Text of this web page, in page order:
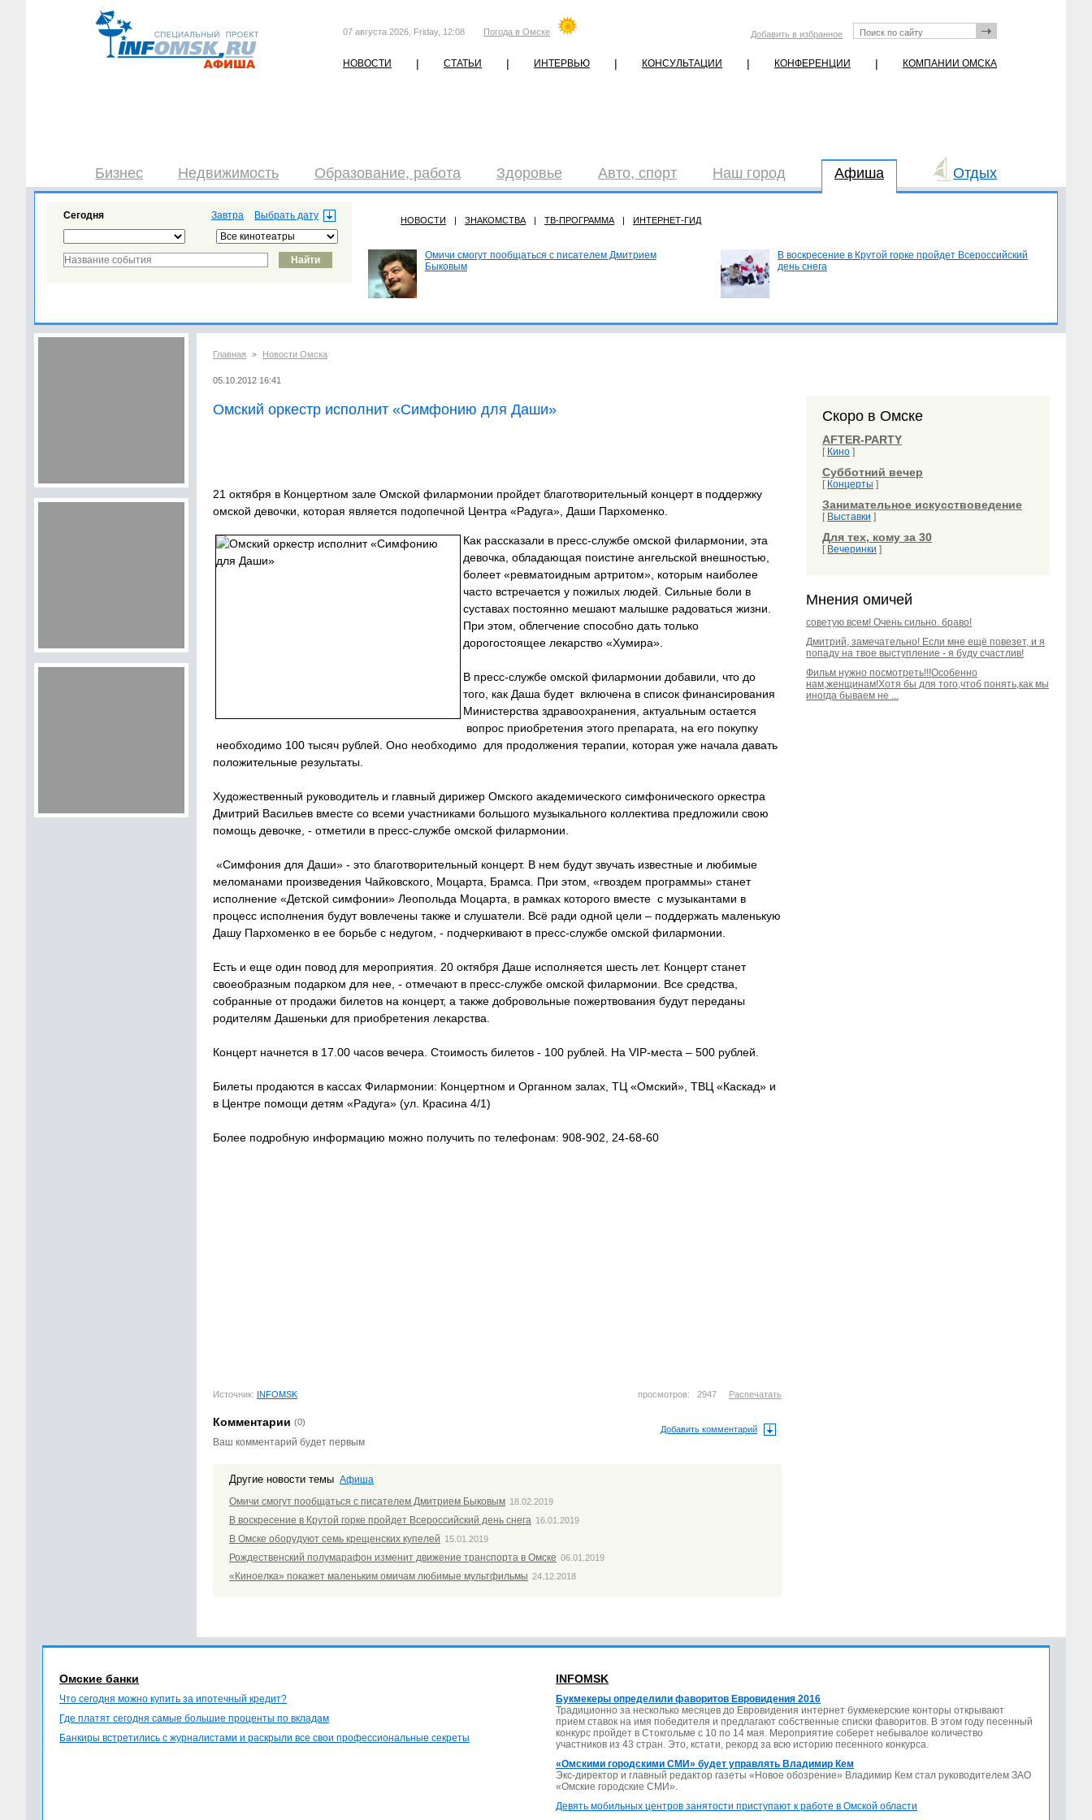
07 августа 2026, Friday, 12:08 Погода в Омске Добавить в избранное
НОВОСТИ | СТАТЬИ | ИНТЕРВЬЮ | КОНСУЛЬТАЦИИ | КОНФЕРЕНЦИИ | КОМПАНИИ ОМСКА
Бизнес Недвижимость Образование, работа Здоровье Авто, спорт Наш город Афиша Отдых
Завтра
Сегодня НОВОСТИ | ЗНАКОМСТВА | ТВ-ПРОГРАММА | ИНТЕРНЕТ-ГИД
Омичи смогут пообщаться с писателем Дмитрием
Быковым
В воскресение в Крутой горке пройдет Всероссийский
день снега
Главная > Новости Омска
05.10.2012 16:41
Омский оркестр исполнит «Симфонию для Даши»
21 октября в Концертном зале Омской филармонии пройдет благотворительный концерт в поддержку
омской девочки, которая является подопечной Центра «Радуга», Даши Пархоменко.
Как рассказали в пресс-службе омской филармонии, эта
девочка, обладающая поистине ангельской внешностью,
болеет «ревматоидным артритом», которым наиболее
часто встречается у пожилых людей. Сильные боли в
суставах постоянно мешают малышке радоваться жизни.
При этом, облегчение способно дать только
дорогостоящее лекарство «Хумира».
В пресс-службе омской филармонии добавили, что до
того, как Даша будет включена в список финансирования
Министерства здравоохранения, актуальным остается
вопрос приобретения этого препарата, на его покупку
необходимо 100 тысяч рублей. Оно необходимо для продолжения терапии, которая уже начала давать
положительные результаты.
Художественный руководитель и главный дирижер Омского академического симфонического оркестра
Дмитрий Васильев вместе со всеми участниками большого музыкального коллектива предложили свою
помощь девочке, - отметили в пресс-службе омской филармонии.
«Симфония для Даши» - это благотворительный концерт. В нем будут звучать известные и любимые
меломанами произведения Чайковского, Моцарта, Брамса. При этом, «гвоздем программы» станет
исполнение «Детской симфонии» Леопольда Моцарта, в рамках которого вместе с музыкантами в
процесс исполнения будут вовлечены также и слушатели. Всё ради одной цели – поддержать маленькую
Дашу Пархоменко в ее борьбе с недугом, - подчеркивают в пресс-службе омской филармонии.
Есть и еще один повод для мероприятия. 20 октября Даше исполняется шесть лет. Концерт станет
своеобразным подарком для нее, - отмечают в пресс-службе омской филармонии. Все средства,
собранные от продажи билетов на концерт, а также добровольные пожертвования будут переданы
родителям Дашеньки для приобретения лекарства.
Концерт начнется в 17.00 часов вечера. Стоимость билетов - 100 рублей. На VIP-места – 500 рублей.
Билеты продаются в кассах Филармонии: Концертном и Органном залах, ТЦ «Омский», ТВЦ «Каскад» и
в Центре помощи детям «Радуга» (ул. Красина 4/1)
Более подробную информацию можно получить по телефонам: 908-902, 24-68-60
просмотров: 2947 Распечатать
Источник: INFOMSK
Добавить комментарий
Комментарии (0)
Ваш комментарий будет первым
Другие новости темы Афиша
Омичи смогут пообщаться с писателем Дмитрием Быковым 18.02.2019
В воскресение в Крутой горке пройдет Всероссийский день снега 16.01.2019
В Омске оборудуют семь крещенских купелей 15.01.2019
Рождественский полумарафон изменит движение транспорта в Омске 06.01.2019
«Киноелка» покажет маленьким омичам любимые мультфильмы 24.12.2018
Скоро в Омске
AFTER-PARTY
[ Кино ]
Субботний вечер
[ Концерты ]
Занимательное искусствоведение
[ Выставки ]
Для тех, кому за 30
[ Вечеринки ]
Мнения омичей
советую всем! Очень сильно. браво!
Дмитрий, замечательно! Если мне ещё повезет, и я
попаду на твое выступление - я буду счастлив!
Фильм нужно посмотреть!!!Особенно
нам,женщинам!Хотя бы для того,чтоб понять,как мы
иногда бываем не ...
Омские банки
Что сегодня можно купить за ипотечный кредит?
Где платят сегодня самые большие проценты по вкладам
Банкиры встретились с журналистами и раскрыли все свои профессиональные секреты
INFOMSK
Букмекеры определили фаворитов Евровидения 2016
Традиционно за несколько месяцев до Евровидения интернет букмекерские конторы открывают
прием ставок на имя победителя и предлагают собственные списки фаворитов. В этом году песенный
конкурс пройдет в Стокгольме с 10 по 14 мая. Мероприятие соберет небывалое количество
участников из 43 стран. Это, кстати, рекорд за всю историю песенного конкурса.
«Омскими городскими СМИ» будет управлять Владимир Кем
Экс-директор и главный редактор газеты «Новое обозрение» Владимир Кем стал руководителем ЗАО
«Омские городские СМИ».
Девять мобильных центров занятости приступают к работе в Омской области